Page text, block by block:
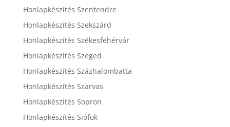
Honlapkészítés Szentendre
Honlapkészítés Szekszárd
Honlapkészítés Székesfehérvár
Honlapkészítés Szeged
Honlapkészítés Százhalombatta
Honlapkészítés Szarvas
Honlapkészítés Sopron
Honlapkészítés Siófok